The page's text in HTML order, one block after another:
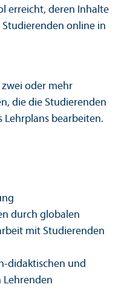
erreicht, deren Inhalte
online in
oder mehr
die die Studierenden
Lehr­plans bearbeiten.
durch globalen
mit Studierenden
didaktischen und